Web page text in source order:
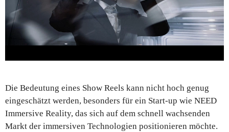
Die Bedeutung eines Show Reels kann nicht hoch genug
eingeschätzt werden, besonders für ein Start-up wie NEED
Immersive Reality, das sich auf dem schnell wachsenden
Markt der immersiven Technologien positionieren möchte.